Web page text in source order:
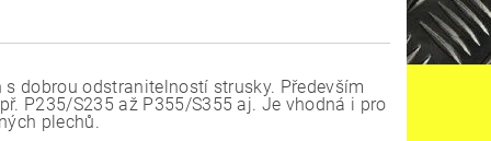
dobrou odstranitelností strusky. Především
P235/S235 až P355/S355 aj. Je vhodná i pro
plechů.